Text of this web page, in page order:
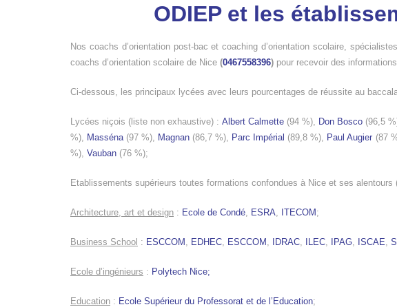
ODIEP et les
Nos coachs d’orientation post-bac et coaching d’orientation scolaire,
coachs d’orientation scolaire de Nice (0467558396) pour recevoir des
Ci-dessous, les principaux lycées avec leurs pourcentages de réussite au
Lycées niçois (liste non exhaustive) :Albert Calmette (94 %), Don Bosco (96,5
%), Masséna (97 %), Magnan (86,7 %), Parc Impérial (89,8 %), Paul Augier (87
%), Vauban (76 %);
Etablissements supérieurs toutes formations confondues à Nice et ses alentours
Architecture, art et design : Ecole de Condé ESRA ITECOM;
Business School : ESCCOM EDHEC ESCCOM IDRAC ILEC IPAG ISCAE
Ecole d’ingénieurs : Polytech Nice;
Education : Ecole Supérieur du Professorat et de l’Education;